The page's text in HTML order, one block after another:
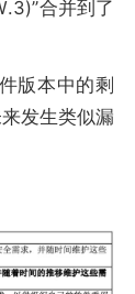
合并到了
版本中的剩
发生类似漏